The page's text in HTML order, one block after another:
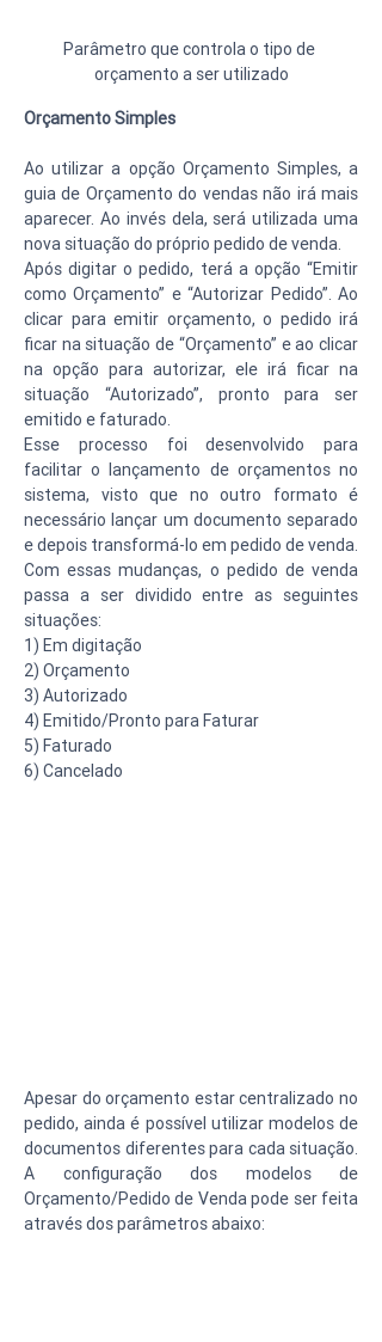
Parâmetro que controla o tipo de
orçamento a ser utilizado
Orçamento Simples
Ao utilizar a opção Orçamento Simples, a
guia de Orçamento do vendas não irá mais
aparecer. Ao invés dela, será utilizada uma
nova situação do próprio pedido de venda.
Após digitar o pedido, terá a opção “Emitir
como Orçamento” e “Autorizar Pedido”. Ao
clicar para emitir orçamento, o pedido irá
ficar na situação de “Orçamento” e ao clicar
na opção para autorizar, ele irá ficar na
situação “Autorizado”, pronto para ser
emitido e faturado.
Esse processo foi desenvolvido para
facilitar o lançamento de orçamentos no
sistema, visto que no outro formato é
necessário lançar um documento separado
e depois transformá-lo em pedido de venda.
Com essas mudanças, o pedido de venda
passa a ser dividido entre as seguintes
situações:
1) Em digitação
2) Orçamento
3) Autorizado
4) Emitido/Pronto para Faturar
5) Faturado
6) Cancelado
Apesar do orçamento estar centralizado no
pedido, ainda é possível utilizar modelos de
documentos diferentes para cada situação.
A configuração dos modelos de
Orçamento/Pedido de Venda pode ser feita
através dos parâmetros abaixo: